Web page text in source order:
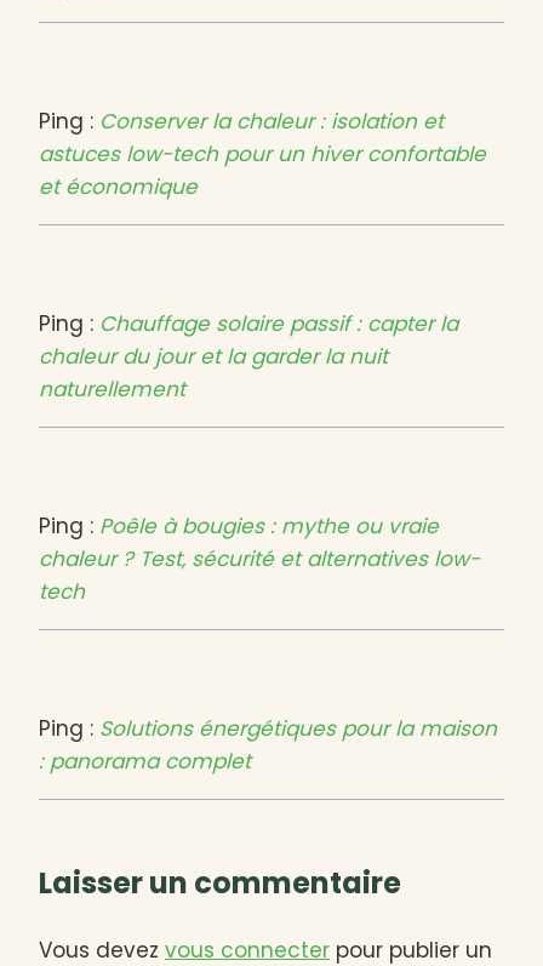
Ping : Conserver la chaleur : isolation et
astuces low-tech pour un hiver confortable
et économique
Ping : Chauffage solaire passif : capter la
chaleur du jour et la garder la nuit
naturellement
Ping : Poêle à bougies : mythe ou vraie
chaleur ? Test, sécurité et alternatives low-
tech
Ping : Solutions énergétiques pour la maison
: panorama complet
Laisser un commentaire
Vous devez vous connecter pour publier un